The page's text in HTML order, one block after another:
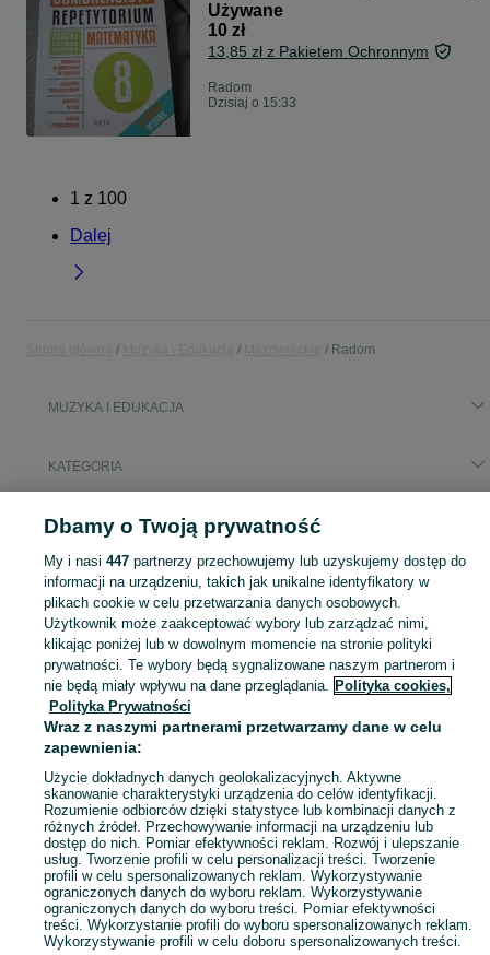
Używane
10 zł
13,85 zł z Pakietem Ochronnym
Radom
Dzisiaj o 15:33
1 z 100
Dalej
Radom
MUZYKA I EDUKACJA
KATEGORIA
Popularne wyszukiwania
Sprzedaż towarów dla relaksu, twórczości i nauki Radom ▶️ Nowe i używane instrumenty, książki, filmy i inne ✌ Kupuj i sprzedawaj na OLX.pl!
Mapa kategorii
Mapa miejscowości
Mapa ministron
Popularne wyszukiwania
Dbamy o Twoją prywatność
My i nasi 447partnerzy przechowujemy lub uzyskujemy dostęp do
informacji na urządzeniu, takich jak unikalne identyfikatory w
plikach cookie w celu przetwarzania danych osobowych.
Użytkownik może zaakceptować wybory lub zarządzać nimi,
klikając poniżej lub w dowolnym momencie na stronie polityki
prywatności. Te wybory będą sygnalizowane naszym partnerom i
nie będą miały wpływu na dane przeglądania. Polityka cookies,
Polityka Prywatności
Wraz z naszymi partnerami przetwarzamy dane w celu
zapewnienia:
Użycie dokładnych danych geolokalizacyjnych. Aktywne
skanowanie charakterystyki urządzenia do celów identyfikacji.
Rozumienie odbiorców dzięki statystyce lub kombinacji danych z
różnych źródeł. Przechowywanie informacji na urządzeniu lub
dostęp do nich. Pomiar efektywności reklam. Rozwój i ulepszanie
usług. Tworzenie profili w celu personalizacji treści. Tworzenie
profili w celu spersonalizowanych reklam. Wykorzystywanie
ograniczonych danych do wyboru reklam. Wykorzystywanie
ograniczonych danych do wyboru treści. Pomiar efektywności
treści. Wykorzystanie profili do wyboru spersonalizowanych reklam.
Wykorzystywanie profili w celu doboru spersonalizowanych treści.